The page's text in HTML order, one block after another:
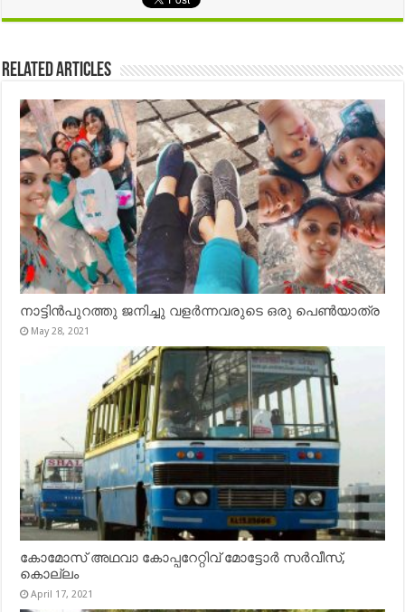
Related Articles
നാട്ടിൻപുറത്തു ജനിച്ചു വളർന്നവരുടെ ഒരു പെൺയാത്ര
May 28, 2021
കോമോസ് അഥവാ കോപ്പറേറ്റിവ് മോട്ടോര്‍ സര്‍വീസ്,
കൊല്ലം
April 17, 2021